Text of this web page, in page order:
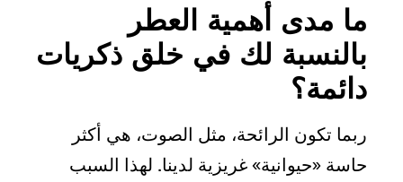
ما مدى أهمية العطر
بالنسبة لك في خلق ذكريات
دائمة؟
ربما تكون الرائحة، مثل الصوت، هي أكثر
حاسة «حيوانية» غريزية لدينا. لهذا السبب